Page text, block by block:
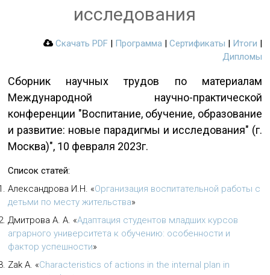
исследования
Скачать PDF| Программа| Сертификаты | Итоги |
Дипломы
Сборник научных трудов по материалам
Международной научно-практической
конференции "Воспитание, обучение, образование
и развитие: новые парадигмы и исследования" (г.
Москва)", 10 февраля 2023г.
Список статей:
Александрова И.Н. «Организация воспитательной работы с
детьми по месту жительства»
Дмитрова А. А. «Адаптация студентов младших курсов
аграрного университета к обучению: особенности и
фактор успешности»
Zak A. «Characteristics of actions in the internal plan in